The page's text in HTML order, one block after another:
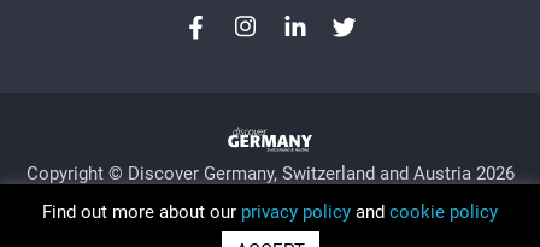
Copyright © Discover Germany, Switzerland and Austria 2026
Privacy Policy
Sitemap
Trading as Discover Germany and Scan Client Publishing •
Find out more about our privacy policy and cookie policy